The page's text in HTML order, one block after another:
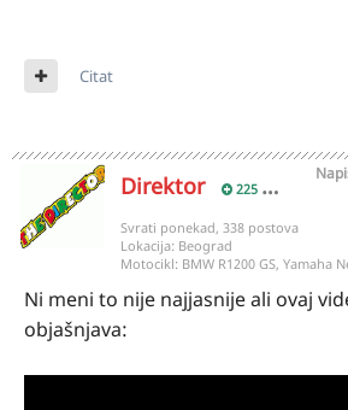
Citat
Direktor 225
Svrati ponekad, 338 postova
Lokacija: Beograd
Motocikl: BMW R1200 GS, Yamaha
Ni meni to nije najjasnije ali ovaj
objašnjava: